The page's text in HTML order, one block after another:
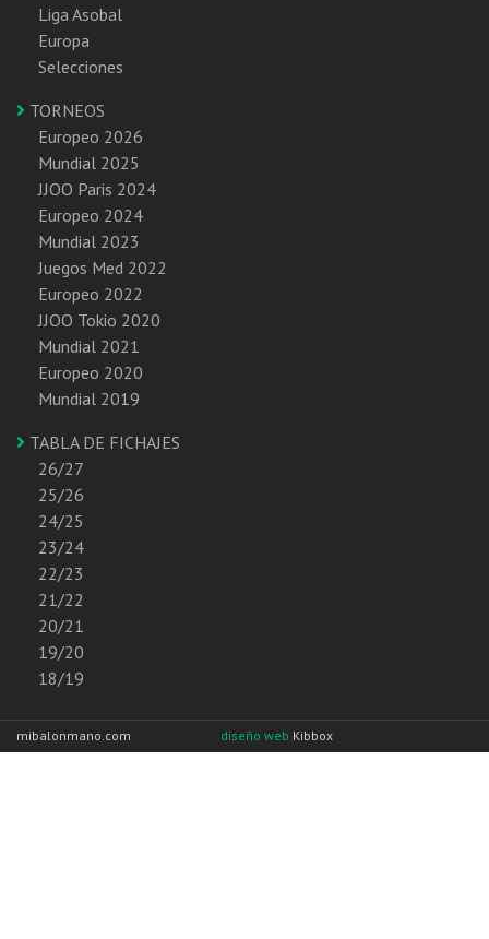
Liga Asobal
Europa
Selecciones
TORNEOS
Europeo 2026
Mundial 2025
JJOO Paris 2024
Europeo 2024
Mundial 2023
Juegos Med 2022
Europeo 2022
JJOO Tokio 2020
Mundial 2021
Europeo 2020
Mundial 2019
TABLA DE FICHAJES
26/27
25/26
24/25
23/24
22/23
21/22
20/21
19/20
18/19
mibalonmano.com diseño web Kibbox